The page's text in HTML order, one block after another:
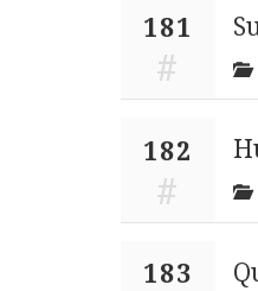
181
182
183